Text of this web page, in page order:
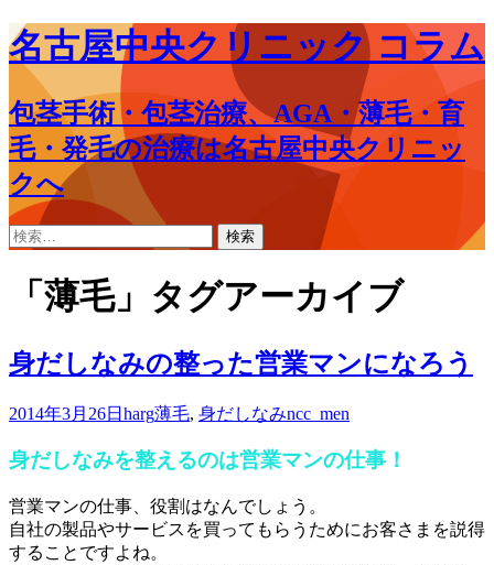
名古屋中央クリニック コラム
包茎手術・包茎治療、AGA・薄毛・育
毛・発毛の治療は名古屋中央クリニッ
クへ
コ
ン
へ
ス
ッ
検
索:
「薄毛」タグアーカイブ
身だしなみの整った営業マンになろう
2014年3月26日 harg薄毛, 身だしなみncc_men
身だしなみを整えるのは営業マンの仕事！
営業マンの仕事、役割はなんでしょう。
自社の製品やサービスを買ってもらうためにお客さまを説得
することですよね。